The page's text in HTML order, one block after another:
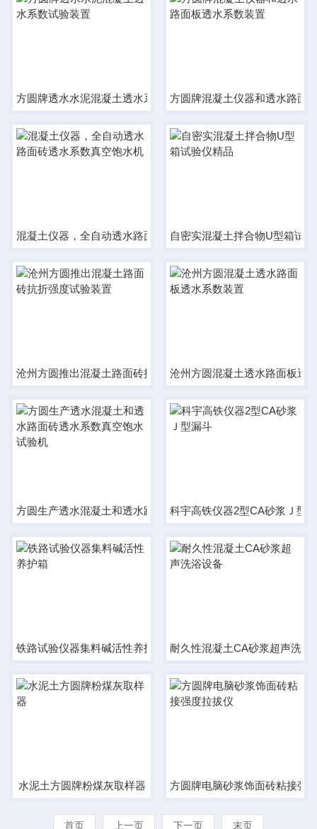
方圆牌透水水泥混凝土透水系数试验装置方圆牌混凝土仪器和透水路面
混凝土仪器，全自动透水路面砖透水系数真空饱水机
自密实混凝土拌合物U型箱试
沧州方圆推出混凝土路面砖抗折强度试验装置沧州方圆混凝土透水路面板透
方圆生产透水混凝土和透水路面砖透水系数真空饱水试验机
科宇高铁仪器2型CA砂浆Ｊ型
铁路试验仪器集料碱活性养护箱 耐久性混凝土CA砂浆超声洗浴
水泥土方圆牌粉煤灰取样器 方圆牌电脑砂浆饰面砖粘接强
首页 上一页 下一页 末页